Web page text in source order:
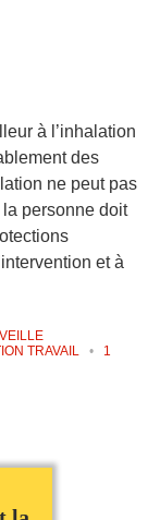
à l’inhalation
des
ne peut pas
personne doit
et à
VEILLE
TRAVAIL •
1